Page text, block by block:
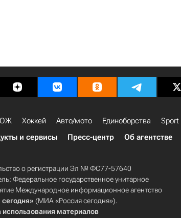
Хоккей Авто/мото Единоборства Sport
и сервисы Пресс-центр Об агентстве
о регистрации Эл № ФС77-57640
Федеральное государственное унитарное
Международное информационное агентство
(МИА «Россия сегодня»).
использования материалов